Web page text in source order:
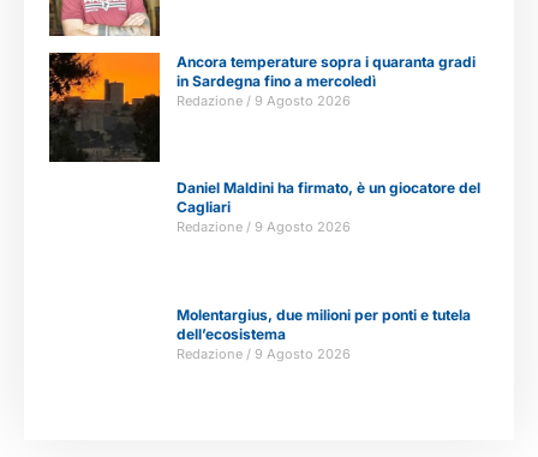
Ancora temperature sopra i quaranta gradi
in Sardegna fino a mercoledì
Redazione 9 Agosto 2026
Daniel Maldini ha firmato, è un giocatore del
Cagliari
Redazione 9 Agosto 2026
Molentargius, due milioni per ponti e tutela
dell’ecosistema
Redazione 9 Agosto 2026